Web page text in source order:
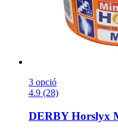
3 opció
4.9 (28)
DERBYHorslyx